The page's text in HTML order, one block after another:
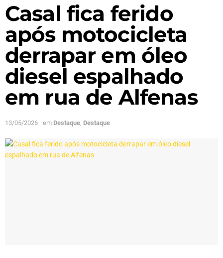
Casal fica ferido
após motocicleta
derrapar em óleo
diesel espalhado
em rua de Alfenas
13/05/2026 em Destaque, Destaque